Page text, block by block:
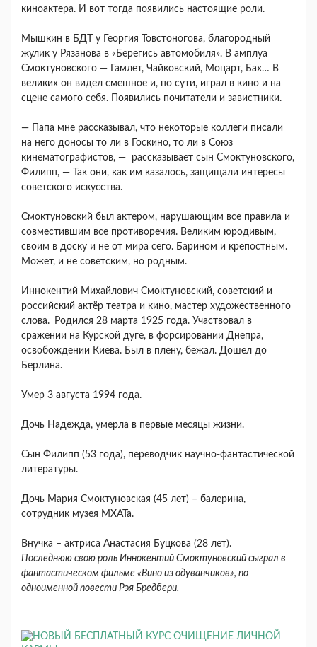
киноактера. И вот тогда появились настоящие роли.
Мышкин в БДТ у Георгия Товстоногова, благородный
жулик у Рязанова в «Берегись автомобиля». В амплуа
Смоктуновского — Гамлет, Чайковский, Моцарт, Бах… В
великих он видел смешное и, по сути, играл в кино и на
сцене самого себя. Появились почитатели и завистники.
— Папа мне рассказывал, что некоторые коллеги писали
на него доносы то ли в Госкино, то ли в Союз
кинематографистов, — рассказывает сын Смоктуновского,
Филипп, — Так они, как им казалось, защищали интересы
советского искусства.
Смоктуновский был актером, нарушающим все правила и
совместившим все противоречия. Великим юродивым,
своим в доску и не от мира сего. Барином и крепостным.
Может, и не советским, но родным.
Иннокентий Михайлович Смоктуновский, советский и
российский актёр театра и кино, мастер художественного
слова.
Родился 28 марта 1925 года. Участвовал в
сражении на Курской дуге, в форсировании Днепра,
освобождении Киева. Был в плену, бежал. Дошел до
Берлина.
Умер 3 августа 1994 года.
Дочь Надежда, умерла в первые месяцы жизни.
Сын Филипп (53 года), переводчик научно-фантастической
литературы.
Дочь Мария Смоктуновская (45 лет) – балерина,
сотрудник музея МХАТа.
Внучка – актриса Анастасия Буцкова (28 лет).
Последнюю свою роль Иннокентий Смоктуновский сыграл в
фантастическом фильме «Вино из одуванчиков», по
одноименной повести Рэя Бредбери.